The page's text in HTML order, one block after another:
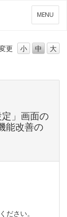
メ
ニ
ー
MENU
更 小 中 大
」画面の
能改善の
ださい。